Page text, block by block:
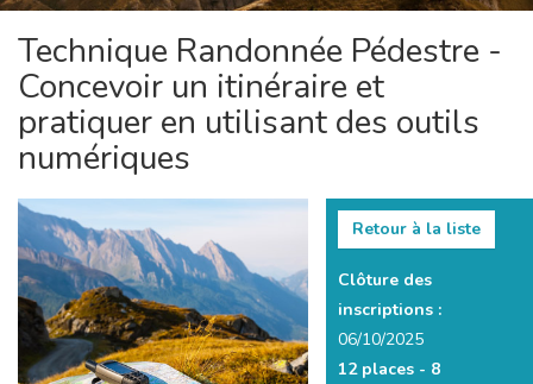
Technique Randonnée Pédestre -
Concevoir un itinéraire et
pratiquer en utilisant des outils
numériques
Retour à la liste
Clôture des
inscriptions :
06/10/2025
12 places - 8